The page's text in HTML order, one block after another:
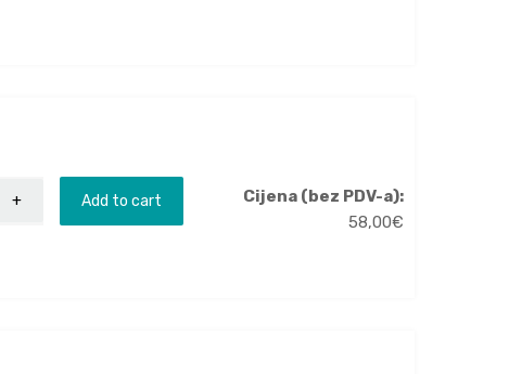
Add to cart
Cijena (bez PDV-a):
58,00€